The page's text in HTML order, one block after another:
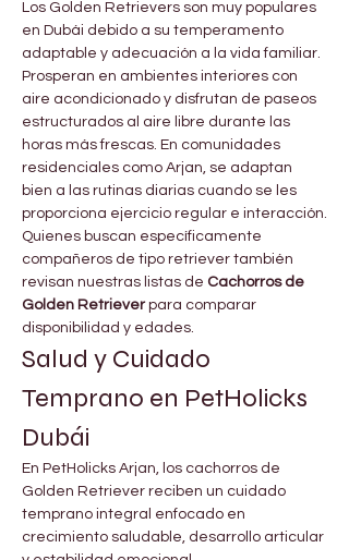
Los Golden Retrievers son muy populares
en Dubái debido a su temperamento
adaptable y adecuación a la vida familiar.
Prosperan en ambientes interiores con
aire acondicionado y disfrutan de paseos
estructurados al aire libre durante las
horas más frescas. En comunidades
residenciales como Arjan, se adaptan
bien a las rutinas diarias cuando se les
proporciona ejercicio regular e interacción.
Quienes buscan específicamente
compañeros de tipo retriever también
revisan nuestras listas de Cachorros de
Golden Retriever para comparar
disponibilidad y edades.
Salud y Cuidado
Temprano en PetHolicks
Dubái
En PetHolicks Arjan, los cachorros de
Golden Retriever reciben un cuidado
temprano integral enfocado en
crecimiento saludable, desarrollo articular